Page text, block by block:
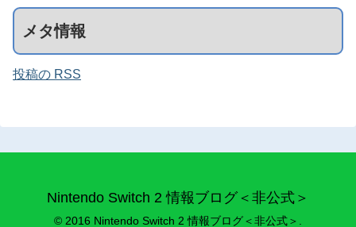
メタ情報
投稿の RSS
Nintendo Switch 2 情報ブログ＜非公式＞
© 2016 Nintendo Switch 2 情報ブログ＜非公式＞.